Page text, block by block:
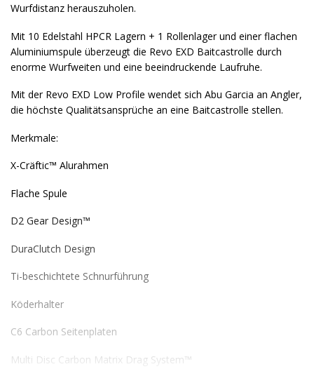
Wurfdistanz herauszuholen.
Mit 10 Edelstahl HPCR Lagern + 1 Rollenlager und einer flachen
Aluminiumspule überzeugt die Revo EXD Baitcastrolle durch
enorme Wurfweiten und eine beeindruckende Laufruhe.
Mit der Revo EXD Low Profile wendet sich Abu Garcia an Angler,
die höchste Qualitätsansprüche an eine Baitcastrolle stellen.
Merkmale:
X-Cräftic™ Alurahmen
Flache Spule
D2 Gear Design™
DuraClutch Design
Ti-beschichtete Schnurführung
Köderhalter
C6 Carbon Seitenplaten
Multi Disc Carbon Matrix Drag System™